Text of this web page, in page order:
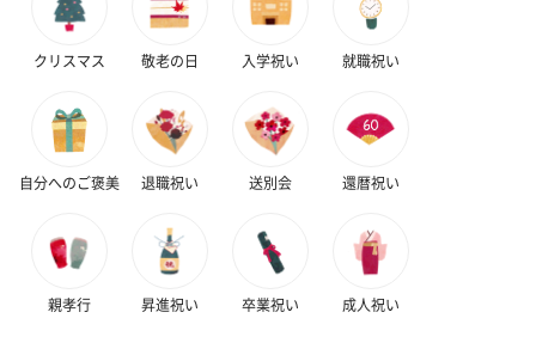
クリスマス 敬老の日 入学祝い 就職祝い
自分へのご褒美 退職祝い 送別会 還暦祝い
親孝行 昇進祝い 卒業祝い 成人祝い